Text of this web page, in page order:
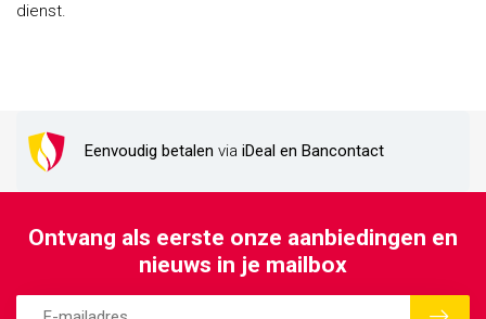
dienst.
Eenvoudig betalen via iDeal en Bancontact
Ontvang als eerste onze aanbiedingen en
nieuws in je mailbox